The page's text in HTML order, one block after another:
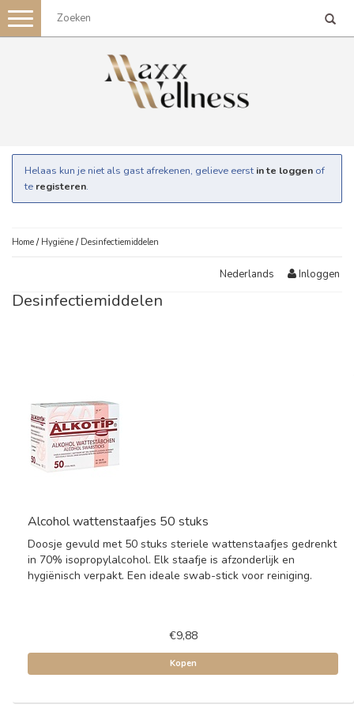
Toggle
navigation
Helaas kun je niet als gast afrekenen, gelieve eerst in te loggen of
te registeren.
Home / Hygiëne / Desinfectiemiddelen
Nederlands Inloggen
Desinfectiemiddelen
Alcohol wattenstaafjes 50 stuks
Doosje gevuld met 50 stuks steriele wattenstaafjes gedrenkt
in 70% isopropylalcohol. Elk staafje is afzonderlijk en
hygiënisch verpakt. Een ideale swab-stick voor reiniging.
€9,88
Kopen